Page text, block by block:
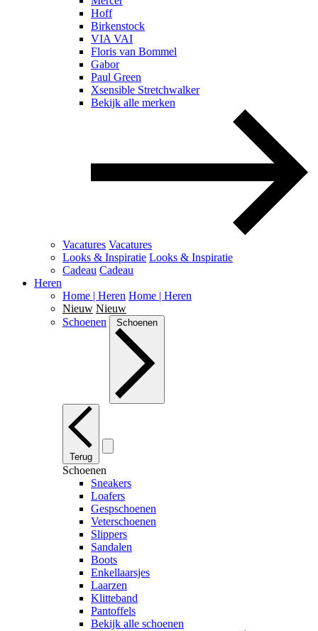
Hoff
Birkenstock
VIA VAI
Floris van Bommel
Gabor
Paul Green
Xsensible Stretchwalker
Bekijk alle merken
Vacatures Vacatures
Looks & Inspiratie Looks & Inspiratie
Cadeau Cadeau
Heren
Home | Heren Home | Heren
Nieuw Nieuw
Schoenen
Schoenen
Terug
Schoenen
Sneakers
Loafers
Gespschoenen
Veterschoenen
Slippers
Sandalen
Boots
Enkellaarsjes
Laarzen
Klitteband
Pantoffels
Bekijk alle schoenen